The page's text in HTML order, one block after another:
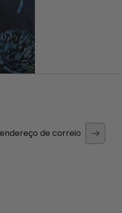
de correio